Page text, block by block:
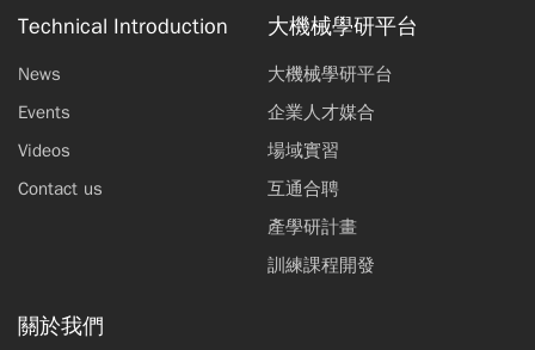
Technical Introduction
News
Events
Videos
Contact us
大機械學研平台
大機械學研平台
企業人才媒合
場域實習
互通合聘
產學研計畫
訓練課程開發
關於我們